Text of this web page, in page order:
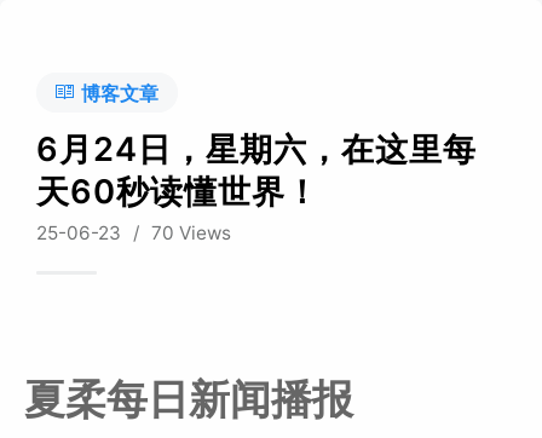
博客文章
6月24日，星期六，在这里每
天60秒读懂世界！
25-06-23 / 70 Views
夏柔每日新闻播报